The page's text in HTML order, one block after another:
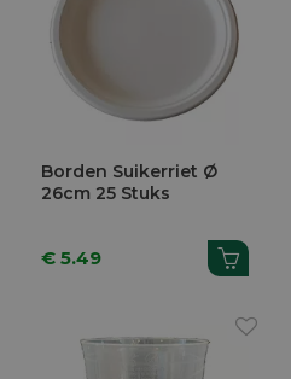
Borden Suikerriet Ø
26cm 25 Stuks
€ 5.49